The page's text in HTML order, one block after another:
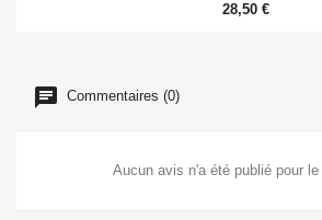
28,50 €
Commentaires (0)
Aucun avis n'a été publié pour